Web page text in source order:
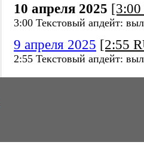
10 апреля 2025
3:00 Текстовый апдейт:
9 апреля 2025 [2:55
2:55 Текстовый апдейт: